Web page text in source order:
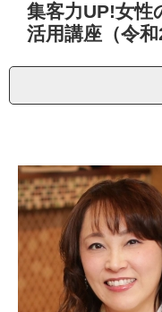
集客力UP!女性
活用講座（令和